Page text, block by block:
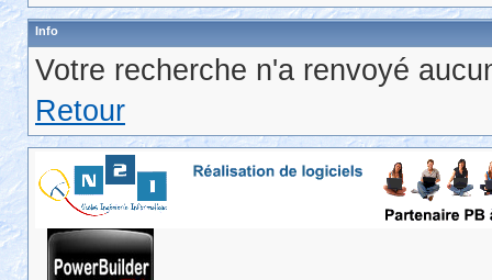
Info
Votre recherche n'a renvoyé
Retour